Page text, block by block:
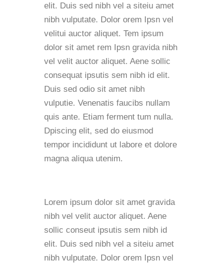
elit. Duis sed nibh vel a siteiu amet
nibh vulputate. Dolor orem Ipsn vel
velitui auctor aliquet. Tem ipsum
dolor sit amet rem Ipsn gravida nibh
vel velit auctor aliquet. Aene sollic
consequat ipsutis sem nibh id elit.
Duis sed odio sit amet nibh
vulputie. Venenatis faucibs nullam
quis ante. Etiam ferment tum nulla.
Dpiscing elit, sed do eiusmod
tempor incididunt ut labore et dolore
magna aliqua utenim.
Lorem ipsum dolor sit amet gravida
nibh vel velit auctor aliquet. Aene
sollic conseut ipsutis sem nibh id
elit. Duis sed nibh vel a siteiu amet
nibh vulputate. Dolor orem Ipsn vel